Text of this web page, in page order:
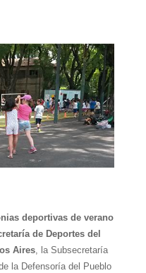
deportivas de verano
de Deportes del
Aires, la Subsecretaría
la Defensoría del Pueblo